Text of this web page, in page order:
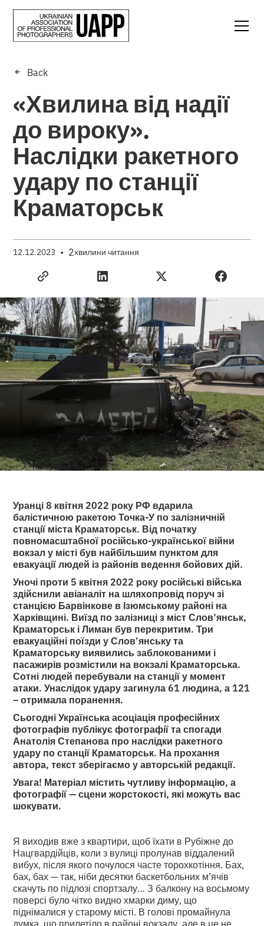
Back
«Хвилина від надії
до вироку».
Наслідки ракетного
удару по станції
Краматорськ
12.12.2023 • 2хвилини читання
Уранці 8 квітня 2022 року РФ вдарила
балістичною ракетою Точка-У по залізничній
станції міста Краматорськ. Від початку
повномасштабної російсько-української війни
вокзал у місті був найбільшим пунктом для
евакуації людей із районів ведення бойових дій.
Уночі проти 5 квітня 2022 року російські війська
здійснили авіаналіт на шляхопровід поруч зі
станцією Барвінкове в Ізюмському районі на
Харківщині. Виїзд по залізниці з міст Слов’янськ,
Краматорськ і Лиман був перекритим. Три
евакуаційні поїзди у Слов’янську та
Краматорську виявились заблокованими і
пасажирів розмістили на вокзалі Краматорська.
Сотні людей перебували на станції у момент
атаки. Унаслідок удару загинула 61 людина, а 121
– отримала поранення.
Сьогодні Українська асоціація професійних
фотографів публікує фотографії та спогади
Анатолія Степанова про наслідки ракетного
удару по станції Краматорськ. На прохання
автора, текст зберігаємо у авторській редакції.
Увага! Матеріал містить чутливу інформацію, а
фотографії — сцени жорстокості, які можуть вас
шокувати.
Я виходив вже з квартири, щоб їхати в Рубіжне до
Нацгвардійців, коли з вулиці пролунав віддалений
вибух, після якого почулося часте торохкотіння. Бах,
бах, бах — так, ніби десятки баскетбольних м’ячів
скачуть по підлозі спортзалу… З балкону на восьмому
поверсі було чітко видно хмарки диму, що
піднімалися у старому місті. В голові промайнула
думка, що прилетіло в районі вокзалу, але в це не